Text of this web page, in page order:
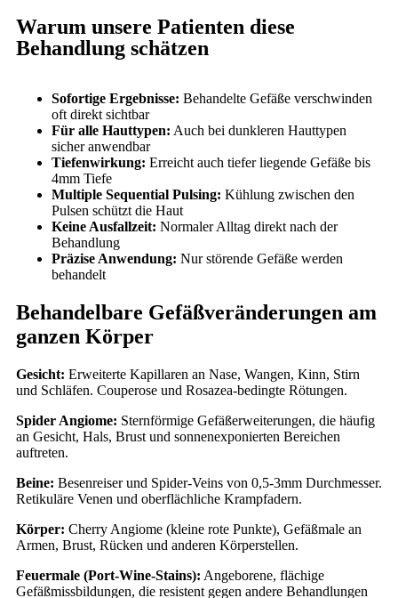
Warum unsere Patienten diese
Behandlung schätzen
Sofortige Ergebnisse: Behandelte Gefäße verschwinden
oft direkt sichtbar
Für alle Hauttypen: Auch bei dunkleren Hauttypen
sicher anwendbar
Tiefenwirkung: Erreicht auch tiefer liegende Gefäße bis
4mm Tiefe
Multiple Sequential Pulsing: Kühlung zwischen den
Pulsen schützt die Haut
Keine Ausfallzeit: Normaler Alltag direkt nach der
Behandlung
Präzise Anwendung: Nur störende Gefäße werden
behandelt
Behandelbare Gefäßveränderungen am
ganzen Körper
Gesicht: Erweiterte Kapillaren an Nase, Wangen, Kinn, Stirn
und Schläfen. Couperose und Rosazea-bedingte Rötungen.
Spider Angiome: Sternförmige Gefäßerweiterungen, die häufig
an Gesicht, Hals, Brust und sonnenexponierten Bereichen
auftreten.
Beine: Besenreiser und Spider-Veins von 0,5-3mm Durchmesser.
Retikuläre Venen und oberflächliche Krampfadern.
Körper: Cherry Angiome (kleine rote Punkte), Gefäßmale an
Armen, Brust, Rücken und anderen Körperstellen.
Feuermale (Port-Wine-Stains): Angeborene, flächige
Gefäßmissbildungen, die resistent gegen andere Behandlungen